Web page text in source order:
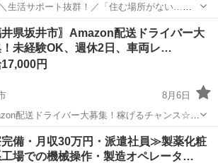
見！宿泊支援いたします！ ☆…・プロの
♪・…☆ お急ぎの方は『06-4963-
庫 スタッフ
井県坂井市〗Amazon配送ドライバー大
未経験OK、週休2日、車両レ…
17,000円
8月6日
配送ドライバー大募集！稼げるチャンス☆
未経験・性別・年齢・学歴・職歴一切不問です
や配達で、スマホ操作ができれば大丈夫！ 充
ライバー Amazon
備・月収30万円・派遣社員≫製薬化粧
場での機械操作・製造オペレータ…